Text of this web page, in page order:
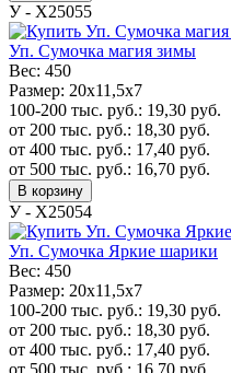
У - Х25055
Уп. Сумочка магия зимы
Вес: 450
Размер: 20x11,5x7
100-200 тыс. руб.: 19,30 руб.
от 200 тыс. руб.: 18,30 руб.
от 400 тыс. руб.: 17,40 руб.
от 500 тыс. руб.: 16,70 руб.
В корзину
У - Х25054
Уп. Сумочка Яркие шарики
Вес: 450
Размер: 20x11,5x7
100-200 тыс. руб.: 19,30 руб.
от 200 тыс. руб.: 18,30 руб.
от 400 тыс. руб.: 17,40 руб.
от 500 тыс. руб.: 16,70 руб.